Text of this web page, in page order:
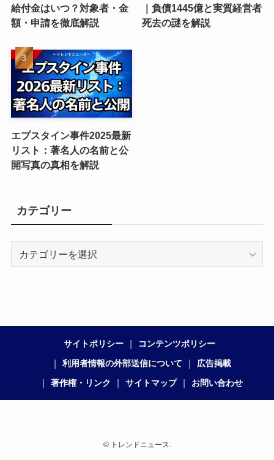
給付金はいつ？対象者・金
額・申請を徹底解説
｜負債1445億と実質経営者
死去の謎を解説
エプスタイン事件2025最新
リスト：著名人の名前と公
開写真の真相を解説
カテゴリー
サイトポリシー コンテンツポリシー
利用者情報の外部送信について 広告掲載
著作権・リンク サイトマップ お問い合わせ
©トレンドニュース.